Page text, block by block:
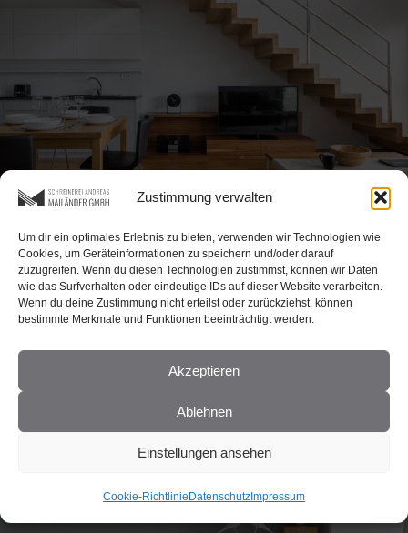
Zustimmung verwalten
Um dir ein optimales Erlebnis zu bieten, verwenden wir Technologien wie
Cookies, um Geräteinformationen zu speichern und/oder darauf
zuzugreifen. Wenn du diesen Technologien zustimmst, können wir Daten
wie das Surfverhalten oder eindeutige IDs auf dieser Website verarbeiten.
Wenn du deine Zustimmung nicht erteilst oder zurückziehst, können
bestimmte Merkmale und Funktionen beeinträchtigt werden.
Akzeptieren
Ablehnen
Einstellungen ansehen
Cookie-Richtlinie Datenschutz Impressum